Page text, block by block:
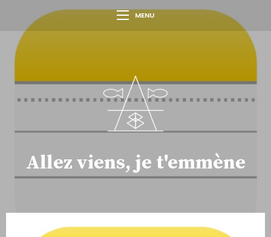
MENU
Allez viens, je t'emmène